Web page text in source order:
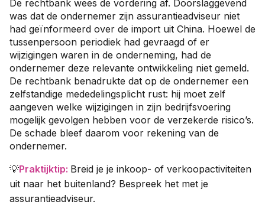
De rechtbank wees de vordering af. Doorslaggevend
was dat de ondernemer zijn assurantieadviseur niet
had geïnformeerd over de import uit China. Hoewel de
tussenpersoon periodiek had gevraagd of er
wijzigingen waren in de onderneming, had de
ondernemer deze relevante ontwikkeling niet gemeld.
De rechtbank benadrukte dat op de ondernemer een
zelfstandige mededelingsplicht rust: hij moet zelf
aangeven welke wijzigingen in zijn bedrijfsvoering
mogelijk gevolgen hebben voor de verzekerde risico’s.
De schade bleef daarom voor rekening van de
ondernemer.
💡Praktijktip: Breid je je inkoop- of verkoopactiviteiten
uit naar het buitenland? Bespreek het met je
assurantieadviseur.